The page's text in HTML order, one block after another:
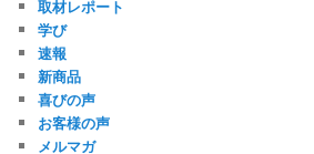
取材レポート
学び
速報
新商品
喜びの声
お客様の声
メルマガ